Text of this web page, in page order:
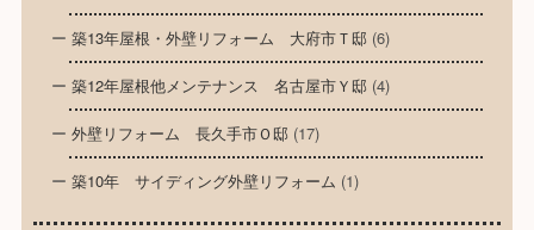
築13年屋根・外壁リフォーム 大府市Ｔ邸(6)
築12年屋根他メンテナンス 名古屋市Ｙ邸(4)
外壁リフォーム 長久手市Ｏ邸(17)
築10年 サイディング外壁リフォーム (1)